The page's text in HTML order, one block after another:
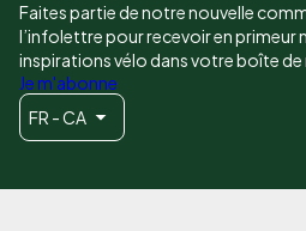
Faites partie de notre nouvelle
l’infolettre pour recevoir en primeur
inspirations vélo dans votre boîte de
Je m'abonne
FR - CA